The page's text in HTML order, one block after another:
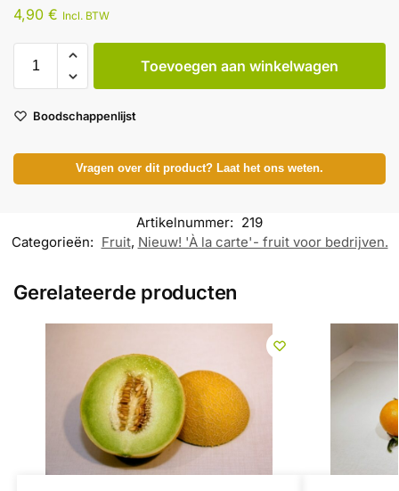
4,90 € Incl. BTW
Toevoegen aan winkelwagen
Boodschappenlijst
Vragen over dit product? Laat het ons weten.
Artikelnummer: 219
Categorieën: Fruit, Nieuw! 'À la carte'- fruit voor bedrijven.
Gerelateerde producten